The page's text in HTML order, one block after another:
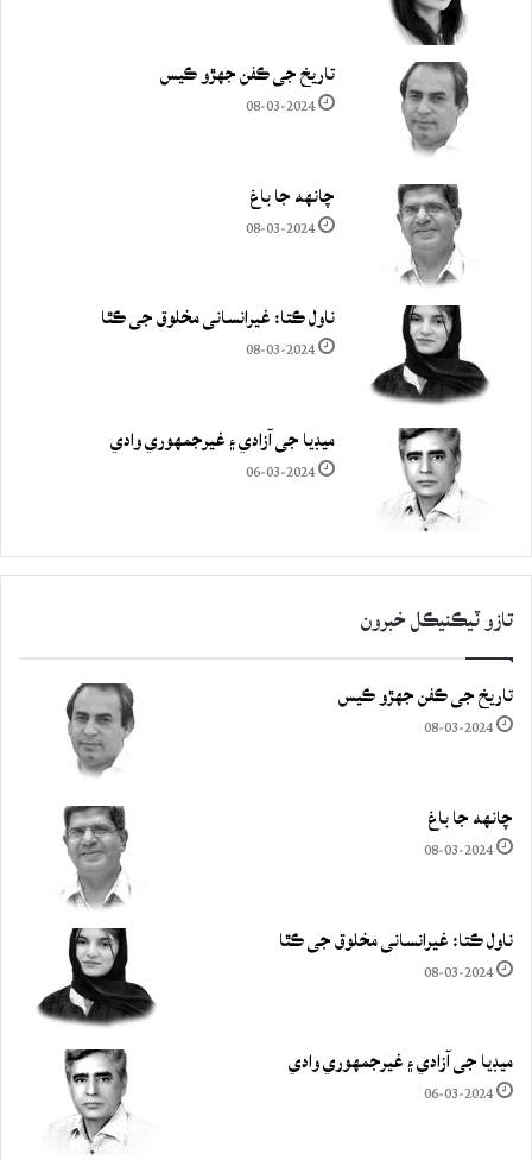
تاريخ جي ڪفن جھڙو ڪيس
08-03-2024
چانهه جا باغ
08-03-2024
ناول ڪتا: غيرانساني مخلوق جي ڪٿا
08-03-2024
ميڊيا جي آزادي ۽ غيرجمھوري وادي
06-03-2024
تازو ٽيڪنيڪل خبرون
تاريخ جي ڪفن جھڙو ڪيس
08-03-2024
چانهه جا باغ
08-03-2024
ناول ڪتا: غيرانساني مخلوق جي ڪٿا
08-03-2024
ميڊيا جي آزادي ۽ غيرجمھوري وادي
06-03-2024